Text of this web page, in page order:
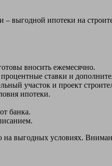
выгодной ипотеки на
вносить ежемесячно.
ставки и
участок и проект
ипотеки.
банка.
выгодных условиях.